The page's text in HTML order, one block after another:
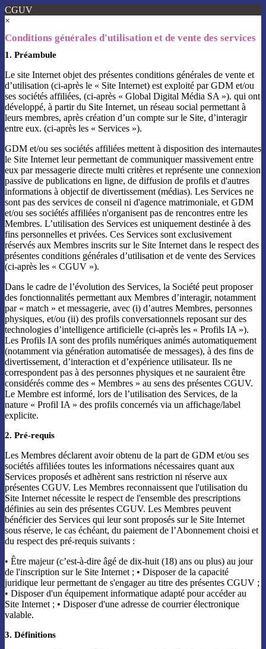
CGUV
×
Conditions générales d'utilisation et de vente des services
1. Préambule
Le site Internet objet des présentes conditions générales de vente et
d’utilisation (ci-après le « Site Internet) est exploité par GDM et/ou
ses sociétés affiliées, (ci-après « Global Digital Média SA »). qui ont
développé, à partir du Site Internet, un réseau social permettant à
leurs membres, après création d’un compte sur le Site, d’interagir
entre eux. (ci-après les « Services »).
GDM et/ou ses sociétés affiliées mettent à disposition des internautes
le Site Internet leur permettant de communiquer massivement entre
eux par messagerie directe multi critères et représente une connexion
passive de publications en ligne, de diffusion de profils et d'autres
informations à objectif de divertissement (médias). Les Services ne
sont pas des services de conseil ni d'agence matrimoniale, et GDM
et/ou ses sociétés affiliées n'organisent pas de rencontres entre les
Membres. L’utilisation des Services est uniquement destinée à des
fins personnelles et privées. Ces Services sont exclusivement
réservés aux Membres inscrits sur le Site Internet dans le respect des
présentes conditions générales d’utilisation et de vente des Services
(ci-après les « CGUV »).
Dans le cadre de l’évolution des Services, la Société peut proposer
des fonctionnalités permettant aux Membres d’interagir, notamment
par « match » et messagerie, avec (i) d’autres Membres, personnes
physiques, et/ou (ii) des profils conversationnels reposant sur des
technologies d’intelligence artificielle (ci-après les « Profils IA »).
Les Profils IA sont des profils numériques animés automatiquement
(notamment via génération automatisée de messages), à des fins de
divertissement, d’interaction et d’expérience utilisateur. Ils ne
correspondent pas à des personnes physiques et ne sauraient être
considérés comme des « Membres » au sens des présentes CGUV.
Le Membre est informé, lors de l’utilisation des Services, de la
nature « Profil IA » des profils concernés via un affichage/label
explicite.
2. Pré-requis
Les Membres déclarent avoir obtenu de la part de GDM et/ou ses
sociétés affiliées toutes les informations nécessaires quant aux
Services proposés et adhèrent sans restriction ni réserve aux
présentes CGUV. Les Membres reconnaissent que l'utilisation du
Site Internet nécessite le respect de l'ensemble des prescriptions
définies au sein des présentes CGUV. Les Membres peuvent
bénéficier des Services qui leur sont proposés sur le Site Internet
sous réserve, le cas échéant, du paiement de l’Abonnement choisi et
du respect des pré-requis suivants :
• Être majeur (c’est-à-dire âgé de dix-huit (18) ans ou plus) au jour
de l'inscription sur le Site Internet ; • Disposer de la capacité
juridique leur permettant de s'engager au titre des présentes CGUV ;
• Disposer d'un équipement informatique adapté pour accéder au
Site Internet ; • Disposer d'une adresse de courrier électronique
valable.
3. Définitions